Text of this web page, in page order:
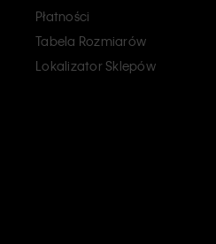
Płatności
Tabela Rozmiarów
Lokalizator Sklepów